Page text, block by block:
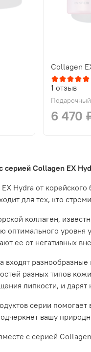
Collagen
1 отзыв
6 470
серией Collagen EX
Hydra от
для тех, кто
коллаген,
уровня
ее от негативных
входят
разных типов
липкости, и
серии
вашу
с серией